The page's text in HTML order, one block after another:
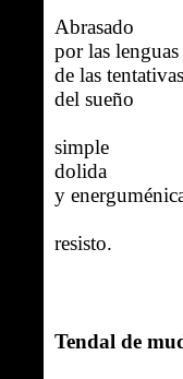
Abrasado
por las lenguas
de las tentativas
del sueño
simple
dolida
y
resisto.
Tendal de